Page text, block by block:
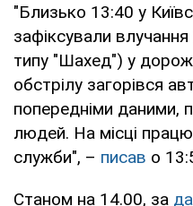
"Близько 13:40 у
зафіксували
типу "Шахед") у
обстрілу загорівся
попередніми даними,
людей. На місці
служби", – писав о
Станом на 14.00, за